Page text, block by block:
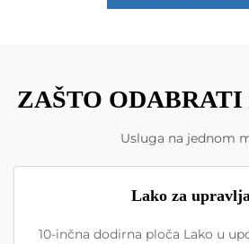
ZAŠTO ODABRATI
Usluga na jednom
Lako za
10-inčna dodirna ploča Lako u